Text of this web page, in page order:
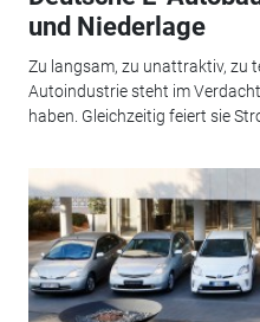
und Niederlage
Zu langsam, zu unattraktiv, zu
Autoindustrie steht im
haben. Gleichzeitig feiert sie